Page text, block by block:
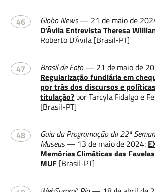
46 Globo News— 21 de maio de
D’Ávila Entrevista Theresa
Roberto D’Ávila [Brasil-PT]
47 Brasil de Fato— 21 de maio de
Regularização fundiária em
por trás dos discursos e
titulação? por Tarcyla Fidalgo e
[Brasil-PT]
48
Guia da Programação da 22ª
Museus— 13 de maio de 2024:
Memórias Climáticas das
MUF [Brasil-PT]